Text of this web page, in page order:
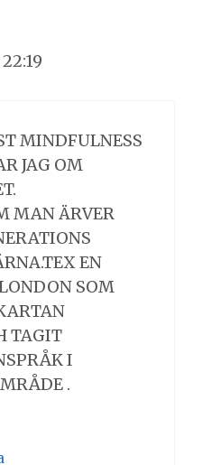
MINDFULNESS
JAG OM
MAN ÄRVER
EN
SOM
TAGIT
I
.